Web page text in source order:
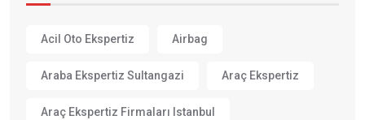
Acil Oto Ekspertiz Airbag
Araba Ekspertiz Sultangazi Araç Ekspertiz
Araç Ekspertiz Firmaları Istanbul